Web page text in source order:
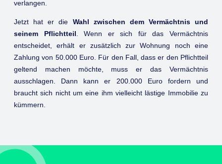
verlangen.
Jetzt hat er die Wahl zwischen dem Vermächtnis und
seinem Pflichtteil . Wenn er sich für das Vermächtnis
entscheidet, erhält er zusätzlich zur Wohnung noch eine
Zahlung von 50.000 Euro. Für den Fall, dass er den Pflichtteil
geltend machen möchte, muss er das Vermächtnis
ausschlagen. Dann kann er 200.000 Euro fordern und
braucht sich nicht um eine ihm vielleicht lästige Immobilie zu
kümmern.